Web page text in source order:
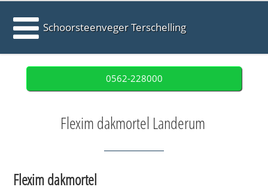
Schoorsteenveger Terschelling
0562-228000
Flexim dakmortel Landerum
Flexim dakmortel